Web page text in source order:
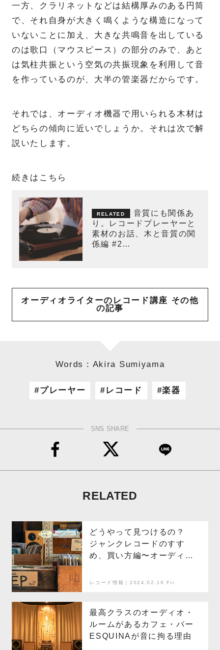
一方、クラリネットなどは結構厚みのある円筒
で、それ自身が大きく鳴くような構造になって
いないことに加え、大きな共鳴音を出している
のは歌口（マウスピース）の部分のみで、あと
は気柱共振という空気の共振現象を利用して音
を作っているのが、大半の管楽器だからです。
それでは、オーディオ機器で用いられる木材は
どちらの傾向に近いでしょうか。それは次で解
説いたします。
続きはこちら
音質にも関係あ
り。レコードプレーヤーと
素材のお話、木と音質の関
係編 #2
オーディオライターのレコード講座 その他
の記事
Words：Akira Sumiyama
プレーヤー レコード 楽器
SNS SHARE
RELATED
どうやって見つけるの？
ジャンクレコードのすす
め、買い方編〜オーディオ
レコード情報｜2024.02.16 Fri
最高クラスのオーディオ・
ルームがあるカフェ・バー
ESQUINAが音に拘る理由